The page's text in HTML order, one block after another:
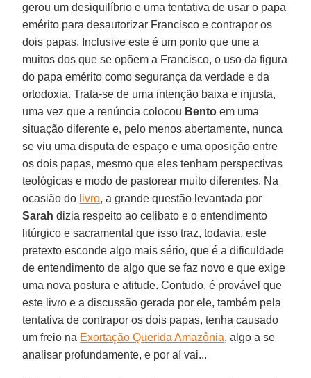
gerou um desiquilíbrio e uma tentativa de usar o papa
emérito para desautorizar Francisco e contrapor os
dois papas. Inclusive este é um ponto que une a
muitos dos que se opõem a Francisco, o uso da figura
do papa emérito como segurança da verdade e da
ortodoxia. Trata-se de uma intenção baixa e injusta,
uma vez que a renúncia colocou Bento em uma
situação diferente e, pelo menos abertamente, nunca
se viu uma disputa de espaço e uma oposição entre
os dois papas, mesmo que eles tenham perspectivas
teológicas e modo de pastorear muito diferentes. Na
ocasião do livro, a grande questão levantada por
Sarah dizia respeito ao celibato e o entendimento
litúrgico e sacramental que isso traz, todavia, este
pretexto esconde algo mais sério, que é a dificuldade
de entendimento de algo que se faz novo e que exige
uma nova postura e atitude. Contudo, é provável que
este livro e a discussão gerada por ele, também pela
tentativa de contrapor os dois papas, tenha causado
um freio na Exortação Querida Amazônia, algo a se
analisar profundamente, e por aí vai...